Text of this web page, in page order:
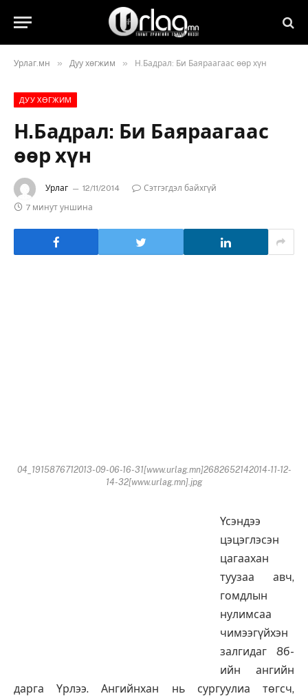
Урлаг.мн » Дуу хөгжим » Н.Бадрал: Би Баяраагаас өөр хүн
ДУУ ХӨГЖИМ
Н.Бадрал: Би Баяраагаас
өөр хүн
Урлаг 12/11/2014
Сэтгэгдэл байхгүй
7 минут уншина
04_1915876712013-09-06-16-31[www.urlag.mn]2682652142014-11-12-
14-32[www.urlag.mn].jpg
Үсэндээ
цэцэглэсэн
цагаахан
туузаа авч,
гомдлын
нулимсаа
чимээгүйхэн
залгидаг 8б-
ийн ангийн
дарга Үрлээ. Ангийнхан нь сургуулиа төгсч,